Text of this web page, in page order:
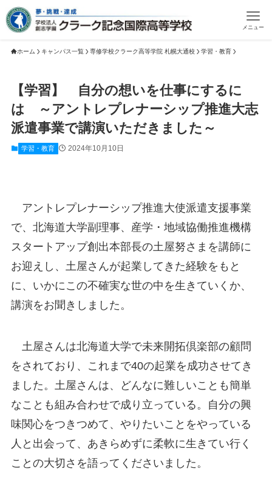
メニュー
ホーム キャンパス一覧 専修学校クラーク高等学院 札幌大通校 学習・教育
【学習】 自分の想いを仕事にするに
は ～アントレプレナーシップ推進大志
派遣事業で講演いただきました～
学習・教育 2024年10月10日
アントレプレナーシップ推進大使派遣支援事業
で、北海道大学副理事、産学・地域協働推進機構
スタートアップ創出本部長の土屋努さまを講師に
お迎えし、土屋さんが起業してきた経験をもと
に、いかにこの不確実な世の中を生きていくか、
講演をお聞きしました。
土屋さんは北海道大学で未来開拓倶楽部の顧問
をされており、これまで40の起業を成功させてき
ました。土屋さんは、どんなに難しいことも簡単
なことも組み合わせで成り立っている。自分の興
味関心をつきつめて、やりたいことをやっている
人と出会って、あきらめずに柔軟に生きてい行く
ことの大切さを語ってくださいました。